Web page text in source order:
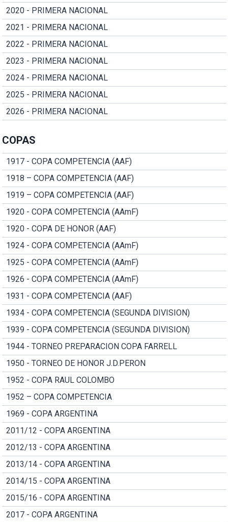
2020 - PRIMERA NACIONAL
2021 - PRIMERA NACIONAL
2022 - PRIMERA NACIONAL
2023 - PRIMERA NACIONAL
2024 - PRIMERA NACIONAL
2025 - PRIMERA NACIONAL
2026 - PRIMERA NACIONAL
COPAS
1917 - COPA COMPETENCIA (AAF)
1918 – COPA COMPETENCIA (AAF)
1919 – COPA COMPETENCIA (AAF)
1920 - COPA COMPETENCIA (AAmF)
1920 - COPA DE HONOR (AAF)
1924 - COPA COMPETENCIA (AAmF)
1925 - COPA COMPETENCIA (AAmF)
1926 - COPA COMPETENCIA (AAmF)
1931 - COPA COMPETENCIA (AAF)
1934 - COPA COMPETENCIA (SEGUNDA DIVISION)
1939 - COPA COMPETENCIA (SEGUNDA DIVISION)
1944 - TORNEO PREPARACION COPA FARRELL
1950 - TORNEO DE HONOR J.D.PERON
1952 - COPA RAUL COLOMBO
1952 – COPA COMPETENCIA
1969 - COPA ARGENTINA
2011/12 - COPA ARGENTINA
2012/13 - COPA ARGENTINA
2013/14 - COPA ARGENTINA
2014/15 - COPA ARGENTINA
2015/16 - COPA ARGENTINA
2017 - COPA ARGENTINA